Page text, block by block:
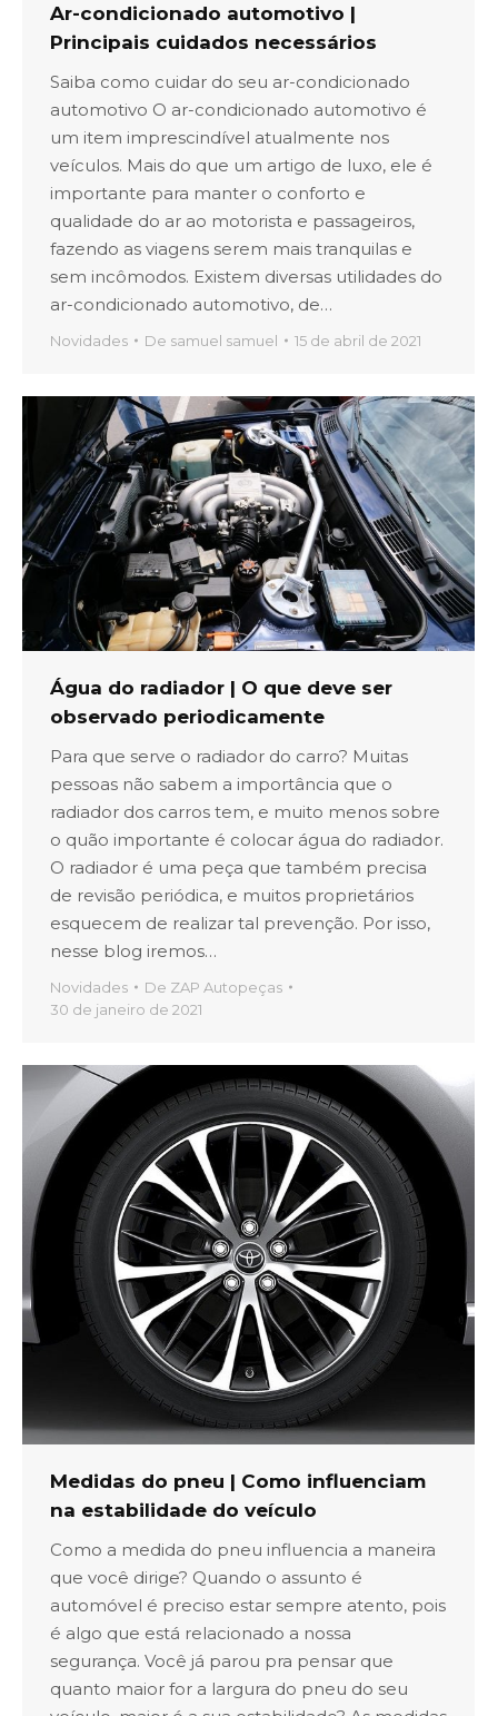
Ar-condicionado automotivo |
Principais cuidados necessários
Saiba como cuidar do seu ar-condicionado
automotivo O ar-condicionado automotivo é
um item imprescindível atualmente nos
veículos. Mais do que um artigo de luxo, ele é
importante para manter o conforto e
qualidade do ar ao motorista e passageiros,
fazendo as viagens serem mais tranquilas e
sem incômodos. Existem diversas utilidades do
ar-condicionado automotivo, de…
Novidades De samuel samuel 15 de abril de 2021
Água do radiador | O que deve ser
observado periodicamente
Para que serve o radiador do carro? Muitas
pessoas não sabem a importância que o
radiador dos carros tem, e muito menos sobre
o quão importante é colocar água do radiador.
O radiador é uma peça que também precisa
de revisão periódica, e muitos proprietários
esquecem de realizar tal prevenção. Por isso,
nesse blog iremos…
Novidades De ZAP Autopeças
30 de janeiro de 2021
Medidas do pneu | Como influenciam
na estabilidade do veículo
Como a medida do pneu influencia a maneira
que você dirige? Quando o assunto é
automóvel é preciso estar sempre atento, pois
é algo que está relacionado a nossa
segurança. Você já parou pra pensar que
quanto maior for a largura do pneu do seu